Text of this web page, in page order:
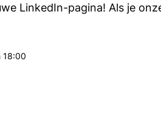
LinkedIn-pagina! Als je
18:00